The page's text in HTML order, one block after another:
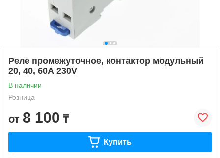
Реле промежуточное, контактор модульный
20, 40, 60А 230V
В наличии
Розница
от 8 100 ₸
Купить